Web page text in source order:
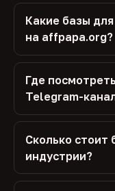
Какие базы
на affpapa.org?
Где
Telegram-
Сколько стоит
индустрии?